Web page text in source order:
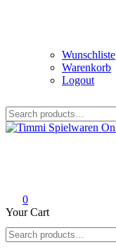
Wunschliste
Warenkorb
Logout
for:
0
Your Cart
for: